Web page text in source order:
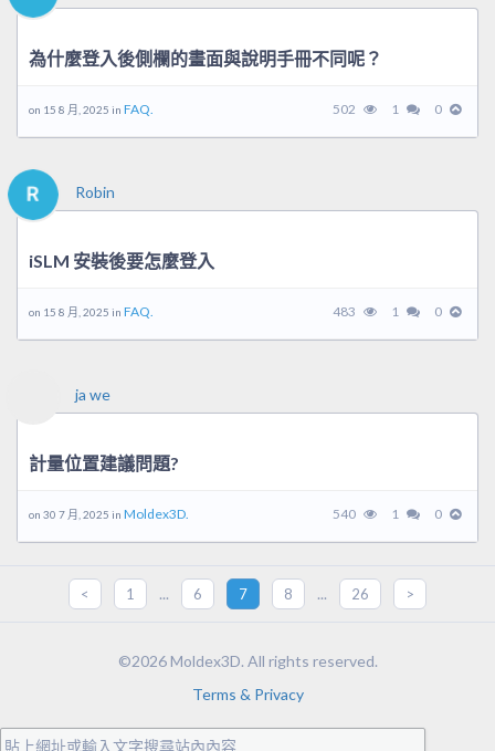
為什麼登入後側欄的畫面與說明手冊不同呢？
on 15 8 月, 2025 in FAQ. 502 1 0
Robin
iSLM 安裝後要怎麼登入
on 15 8 月, 2025 in FAQ. 483 1 0
ja we
計量位置建議問題?
on 30 7 月, 2025 in Moldex3D. 540 1 0
< 1 ... 6 7 8 ... 26 >
©2026 Moldex3D. All rights reserved.
Terms & Privacy
貼上網址或輸入文字搜尋站內內容